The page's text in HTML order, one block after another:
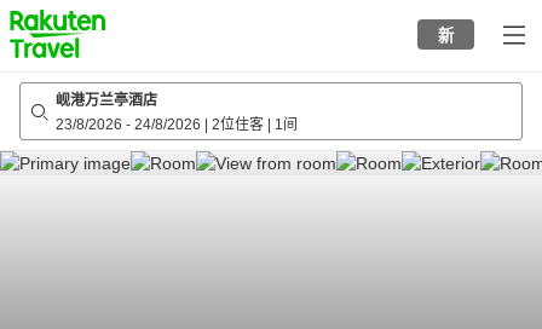
to
top
page
新
岘港万兰亭酒店
23/8/2026 - 24/8/2026 2位住客 1间